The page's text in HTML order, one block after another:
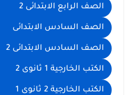
الصف الرابع الابتدائى 2
الصف السادس الابتدائى
الصف السادس الابتدائى 2
الكتب الخارجية 1 ثانوى 2
الكتب الخارجية 2 ثانوى 1